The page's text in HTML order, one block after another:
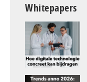
Whitepapers